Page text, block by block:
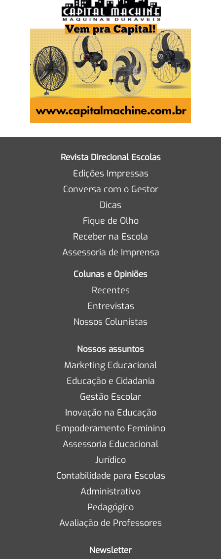
Revista Direcional Escolas
Edições Impressas
Conversa com o Gestor
Dicas
Fique de Olho
Receber na Escola
Assessoria de Imprensa
Colunas e Opiniões
Recentes
Entrevistas
Nossos Colunistas
Nossos assuntos
Marketing Educacional
Educação e Cidadania
Gestão Escolar
Inovação na Educação
Empoderamento Feminino
Assessoria Educacional
Jurídico
Contabilidade para Escolas
Administrativo
Pedagógico
Avaliação de Professores
Newsletter